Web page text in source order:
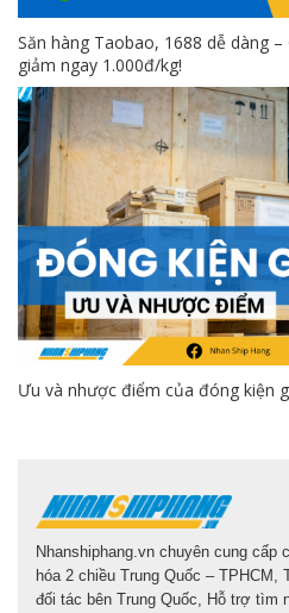
Săn hàng Taobao, 1688 dễ dàng
giảm ngay 1.000đ/kg!
Ưu và nhược điểm của đóng kiện
Nhanshiphang.vn chuyên cung cấp
hóa 2 chiều Trung Quốc – TPHCM,
đối tác bên Trung Quốc, Hỗ trợ tìm